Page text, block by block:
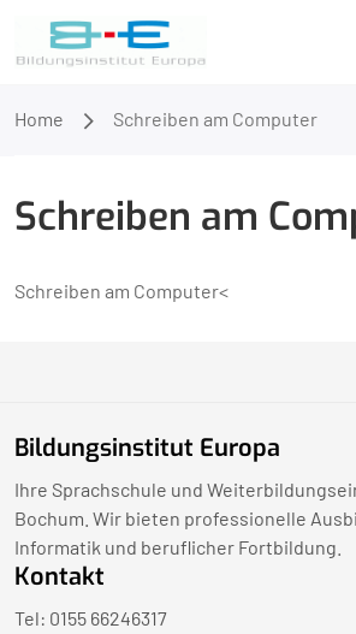
Home Schreiben am Computer
Schreiben am
Schreiben am Computer<
Bildungsinstitut Europa
Ihre Sprachschule und
Bochum. Wir bieten professionelle
Informatik und beruflicher Fortbildung.
Kontakt
Tel: 0155 66246317